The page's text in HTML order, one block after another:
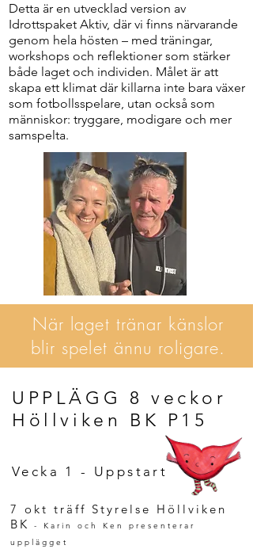
Detta är en utvecklad version av
Idrottspaket Aktiv, där vi finns närvarande
genom hela hösten – med träningar,
workshops och reflektioner som stärker
både laget och individen. Målet är att
skapa ett klimat där killarna inte bara växer
som fotbollsspelare, utan också som
människor: tryggare, modigare och mer
samspelta.
När laget tränar känslor
blir spelet ännu roligare.
UPPLÄGG 8 veckor
Höllviken BK P15
Vecka 1 - Uppstart
7 okt träff Styrelse​ Höllviken
BK
- Karin och Ken presenterar
upplägget